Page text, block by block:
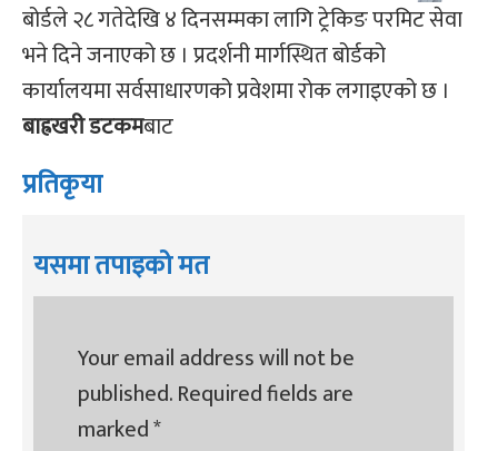
बोर्डले २८ गतेदेखि ४ दिनसम्मका लागि ट्रेकिङ परमिट सेवा
भने दिने जनाएको छ । प्रदर्शनी मार्गस्थित बोर्डको
कार्यालयमा सर्वसाधारणको प्रवेशमा रोक लगाइएको छ ।
बाह्रखरी डटकमबाट
प्रतिकृया
यसमा तपाइको मत
Your email address will not be
published.Required fields are
marked*